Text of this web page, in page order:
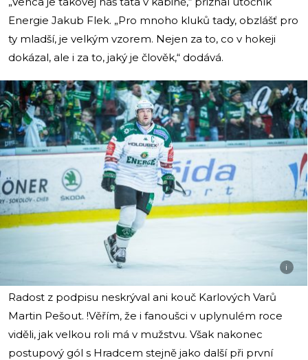
Energie Jakub Flek. „Pro mnoho kluků tady, obzlášť pro
ty mladší, je velkým vzorem. Nejen za to, co v hokeji
dokázal, ale i za to, jaký je člověk,“ dodává.
i
Radost z podpisu neskrýval ani kouč Karlových Varů
Martin Pešout. !Věřím, že i fanoušci v uplynulém roce
viděli, jak velkou roli má v mužstvu. Však nakonec
postupový gól s Hradcem stejně jako další při první